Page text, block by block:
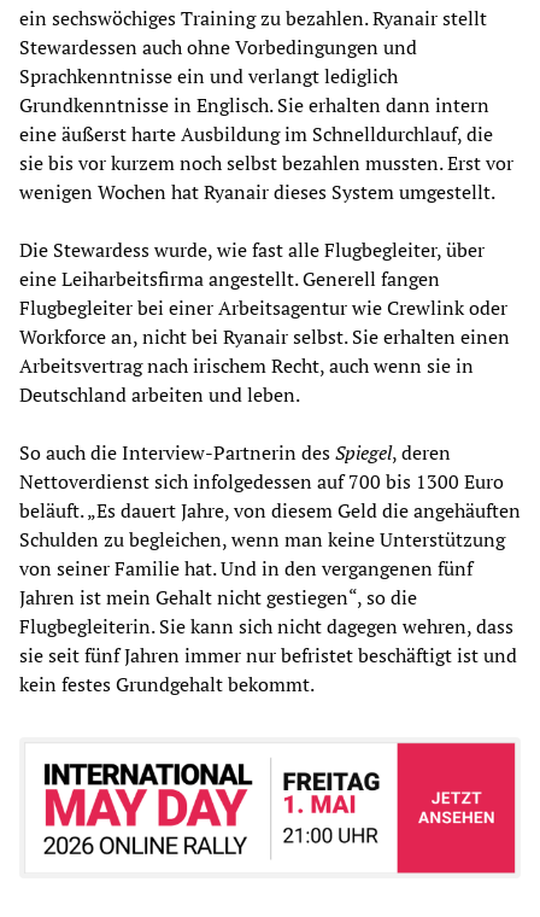
ein sechswöchiges Training zu bezahlen. Ryanair stellt
Stewardessen auch ohne Vorbedingungen und
Sprachkenntnisse ein und verlangt lediglich
Grundkenntnisse in Englisch. Sie erhalten dann intern
eine äußerst harte Ausbildung im Schnelldurchlauf, die
sie bis vor kurzem noch selbst bezahlen mussten. Erst vor
wenigen Wochen hat Ryanair dieses System umgestellt.
Die Stewardess wurde, wie fast alle Flugbegleiter, über
eine Leiharbeitsfirma angestellt. Generell fangen
Flugbegleiter bei einer Arbeitsagentur wie Crewlink oder
Workforce an, nicht bei Ryanair selbst. Sie erhalten einen
Arbeitsvertrag nach irischem Recht, auch wenn sie in
Deutschland arbeiten und leben.
So auch die Interview-Partnerin desSpiegel, deren
Nettoverdienst sich infolgedessen auf 700 bis 1300 Euro
beläuft. „Es dauert Jahre, von diesem Geld die angehäuften
Schulden zu begleichen, wenn man keine Unterstützung
von seiner Familie hat. Und in den vergangenen fünf
Jahren ist mein Gehalt nicht gestiegen“, so die
Flugbegleiterin. Sie kann sich nicht dagegen wehren, dass
sie seit fünf Jahren immer nur befristet beschäftigt ist und
kein festes Grundgehalt bekommt.